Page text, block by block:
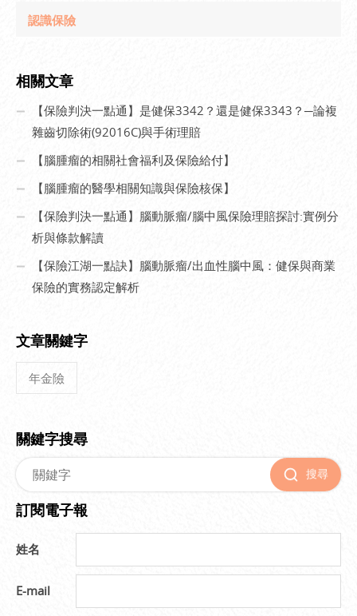
認識保險
相關文章
【保險判決一點通】是健保3342？還是健保3343？─論複
雜齒切除術(92016C)與手術理賠
【腦腫瘤的相關社會福利及保險給付】
【腦腫瘤的醫學相關知識與保險核保】
【保險判決一點通】腦動脈瘤/腦中風保險理賠探討:實例分
析與條款解讀
【保險江湖一點訣】腦動脈瘤/出血性腦中風：健保與商業
保險的實務認定解析
文章關鍵字
年金險
關鍵字搜尋
搜尋
訂閱電子報
姓名
E-mail